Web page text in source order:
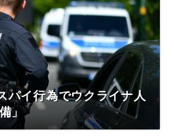
パイ行為でウクライナ人
」